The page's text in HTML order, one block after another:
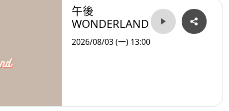
午後
WONDERLAND
2026/08/03 (一) 13:00